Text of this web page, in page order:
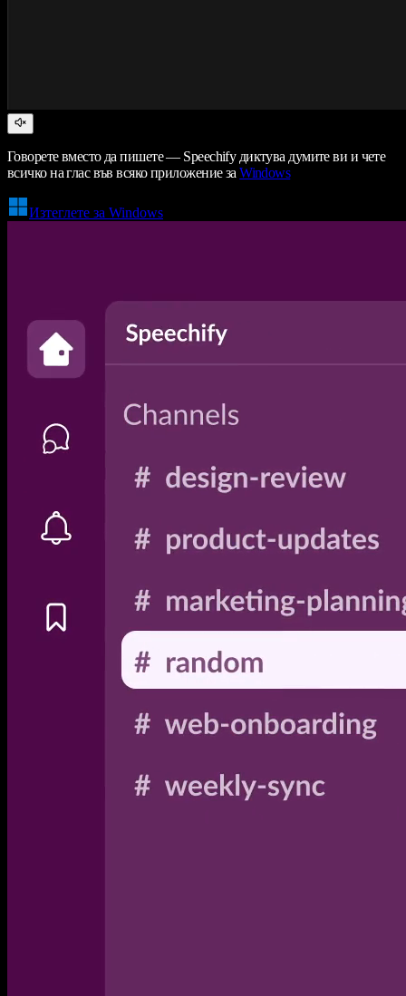
Говорете вместо да пишете — Speechify диктува думите ви и чете
всичко на глас във всяко приложение заWindows
Изтеглете за Windows